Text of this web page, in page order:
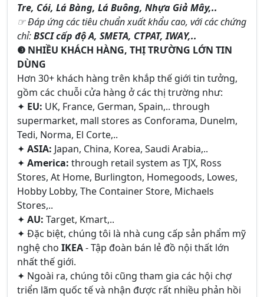
Tre, Cói, Lá Bàng, Lá Buông, Nhựa Giả Mây,..
☞ Đáp ứng các tiêu chuẩn xuất khẩu cao, với các chứng
chỉ:BSCI cấp độ A, SMETA, CTPAT, IWAY,..
❸ NHIỀU KHÁCH HÀNG, THỊ TRƯỜNG LỚN TIN
DÙNG
Hơn 30+ khách hàng trên khắp thế giới tin tưởng,
gồm các chuỗi cửa hàng ở các thị trường như:
✦ EU: UK, France, German, Spain,.. through
supermarket, mall stores as Conforama, Dunelm,
Tedi, Norma, El Corte,..
✦ ASIA: Japan, China, Korea, Saudi Arabia,..
✦ America: through retail system as TJX, Ross
Stores, At Home, Burlington, Homegoods, Lowes,
Hobby Lobby, The Container Store, Michaels
Stores,..
✦ AU: Target, Kmart,..
✦ Đặc biệt, chúng tôi là nhà cung cấp sản phẩm mỹ
nghệ cho IKEA- Tập đoàn bán lẻ đồ nội thất lớn
nhất thế giới.
✦ Ngoài ra, chúng tôi cũng tham gia các hội chợ
triển lãm quốc tế và nhận được rất nhiều phản hồi